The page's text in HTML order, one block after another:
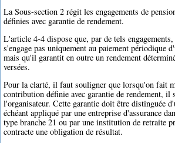
La Sous-section 2 régit les engagements de
définies avec garantie de rendement.
L'article 4-4 dispose que, par de tels
s'engage pas uniquement au paiement périodique
mais qu'il garantit en outre un rendement
versées.
Pour la clarté, il faut souligner que lorsqu'on fait
contribution définie avec garantie de rendement, il
l'organisateur. Cette garantie doit être distinguée
échéant appliqué par une entreprise d'assurance
type branche 21 ou par une institution de retraite
contracte une obligation de résultat.